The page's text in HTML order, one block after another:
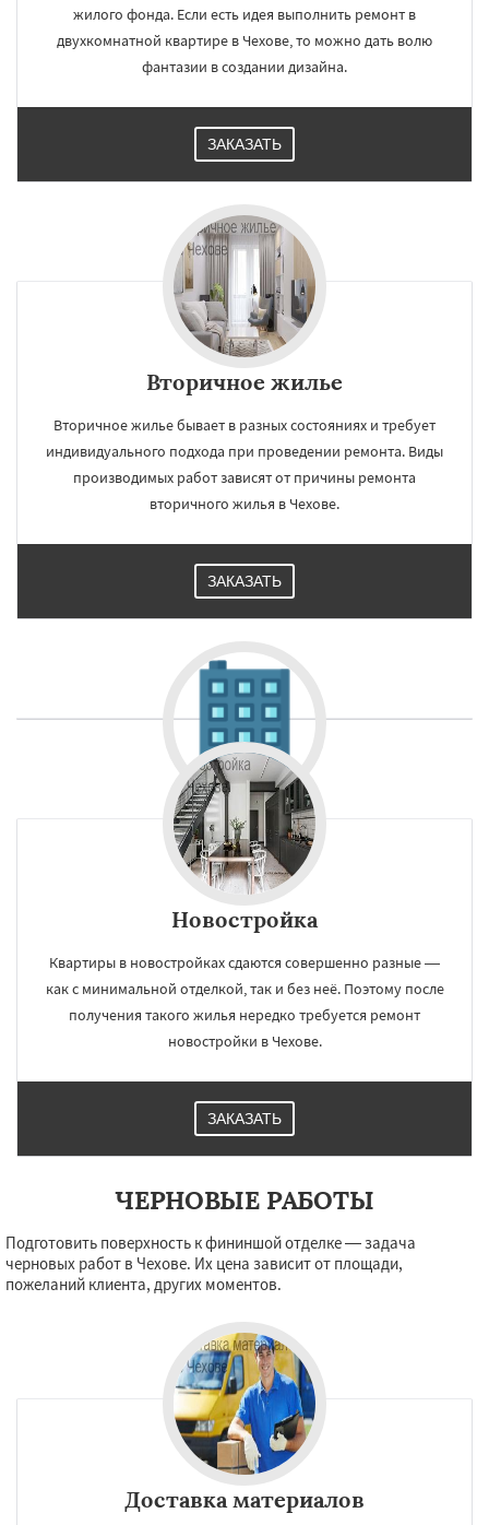
Работаем по
регионам
Электросталь Электроугли Яхрома
Бобров
Большие Вяземы Быково
Деденево Жилево
Загорянский Запрудная Заречье
Красково Лесной
Малаховка Менделеевск Михнево
Монино Нахабино Некрасовское
Обухово Октябрьский
Правдинский
жилого фонда. Если есть идея выполнить ремонт в
двухкомнатной квартире в Чехове, то можно дать волю
фантазии в создании дизайна.
ЗАКАЗАТЬ
Вторичное жилье
Вторичное жилье бывает в разных состояниях и требует
индивидуального подхода при проведении ремонта. Виды
производимых работ зависят от причины ремонта
вторичного жилья в Чехове.
ЗАКАЗАТЬ
Новостройка
Квартиры в новостройках сдаются совершенно разные —
как с минимальной отделкой, так и без неё. Поэтому после
получения такого жилья нередко требуется ремонт
новостройки в Чехове.
ЗАКАЗАТЬ
ЧЕРНОВЫЕ РАБОТЫ
Подготовить поверхность к фининшой отделке — задача
черновых работ в Чехове. Их цена зависит от площади,
пожеланий клиента, других моментов.
Доставка материалов
УЗНАТЬ ПОДРОБНЕЕ
Даю согласие на обработку персональных данных